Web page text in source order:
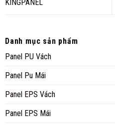
KINGPANEL
Danh mục sản phẩm
Panel PU Vách
Panel Pu Mái
Panel EPS Vách
Panel EPS Mái